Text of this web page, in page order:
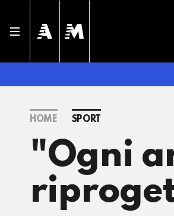
HOME SPORT
"Ogni